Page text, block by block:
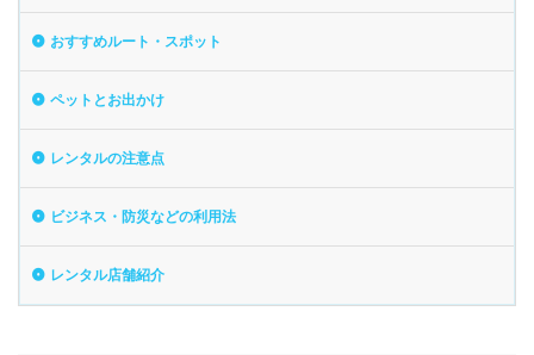
おすすめルート・スポット
ペットとお出かけ
レンタルの注意点
ビジネス・防災などの利用法
レンタル店舗紹介